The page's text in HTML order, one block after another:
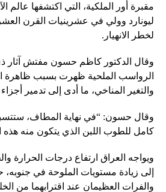
مقبرة أور الملكية، التي اكتشفها عالم
ليونارد وولي في عشرينيات القرن
لخطر الانهيار.
وقال الدكتور كاظم حسون مفتش آثار
الرواسب الملحية ظهرت بسبب ظاهرة
والتغير المناخي، ما أدى إلى تدمير
وقال حسون: “في نهاية المطاف،
كامل للطوب اللبن الذي يتكون منه هذه
ويواجه العراق ارتفاع درجات الحرارة
إلى زيادة مستويات الملوحة في جنوبه،
والفرات العظيمان عند اقترابهما من